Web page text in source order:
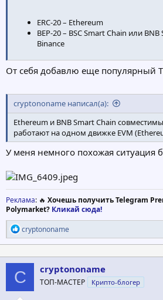
ERC-20 – Ethereum
BEP-20 – BSC Smart Chain или
Binance
От себя добавлю еще популярный
cryptononame написал(а):
Ethereum и BNB Smart Chain
работают на одном движке EVM
У меня немного похожая ситуация
Реклама: 🔥 Хочешь получить Telegram
Polymarket? Кликай сюда!
Р
е
а
к
ц
и
и
:
cryptononame
C cryptononame
ТОП-МАСТЕР Крипто-блогер